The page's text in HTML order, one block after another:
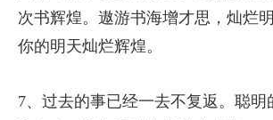
次书辉煌。遨游书海增才思，灿烂
你的明天灿烂辉煌。
7、过去的事已经一去不复返。聪明